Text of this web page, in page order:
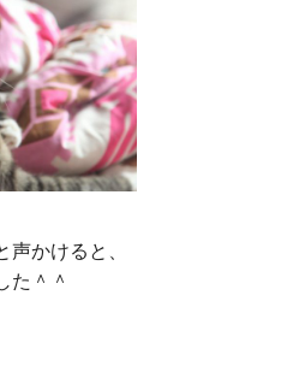
かけると、
た＾＾